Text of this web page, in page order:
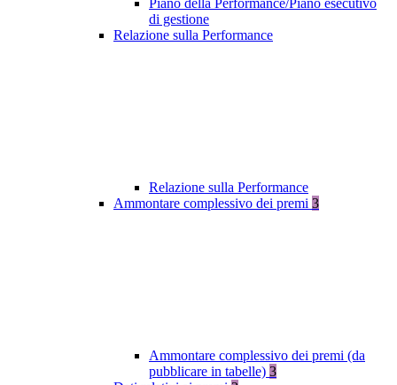
Piano della Performance/Piano esecutivo
di gestione
Relazione sulla Performance
Relazione sulla Performance
Ammontare complessivo dei premi 3
Ammontare complessivo dei premi (da
pubblicare in tabelle) 3